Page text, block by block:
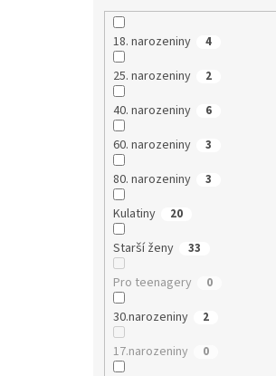
18. narozeniny 4
25. narozeniny 2
40. narozeniny 6
60. narozeniny 3
80. narozeniny 3
Kulatiny 20
Starší ženy 33
Pro teenagery 0
30.narozeniny 2
17.narozeniny 0